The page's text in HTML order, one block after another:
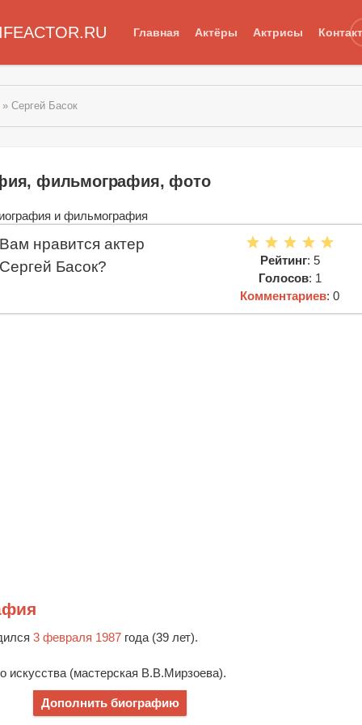
Главная Актёры Актрисы
» Сергей Басок
фильмография, фото
Вам нравится актер
Сергей Басок?
Рейтинг: 5
Голосов: 1
Комментариев: 0
3 февраля 1987года (39 лет).
искусства (мастерская В.В.Мирзоева).
Дополнить биографию